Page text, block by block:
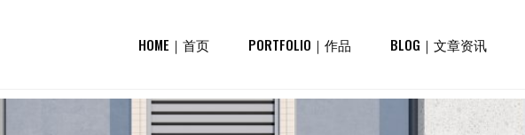
HOME｜首页 PORTFOLIO｜作品 BLOG｜文章资讯